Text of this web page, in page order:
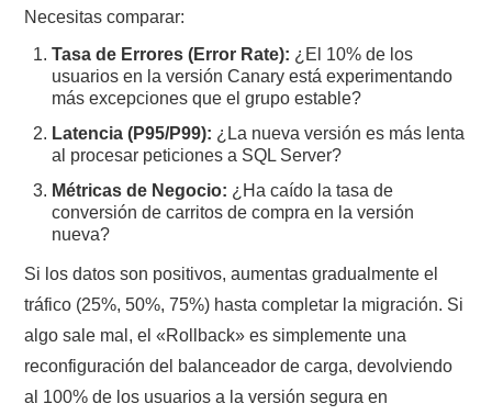
Necesitas comparar:
Tasa de Errores (Error Rate): ¿El 10% de los
usuarios en la versión Canary está experimentando
más excepciones que el grupo estable?
Latencia (P95/P99): ¿La nueva versión es más lenta
al procesar peticiones a SQL Server?
Métricas de Negocio: ¿Ha caído la tasa de
conversión de carritos de compra en la versión
nueva?
Si los datos son positivos, aumentas gradualmente el
tráfico (25%, 50%, 75%) hasta completar la migración. Si
algo sale mal, el «Rollback» es simplemente una
reconfiguración del balanceador de carga, devolviendo
al 100% de los usuarios a la versión segura en